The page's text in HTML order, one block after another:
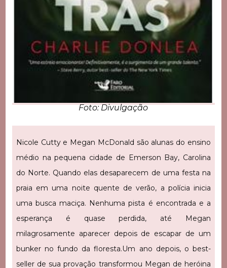
Foto: Divulgação
Nicole Cutty e Megan McDonald são alunas do ensino
médio na pequena cidade de Emerson Bay, Carolina
do Norte. Quando elas desaparecem de uma festa na
praia em uma noite quente de verão, a polícia inicia
uma busca maciça. Nenhuma pista é encontrada e a
esperança é quase perdida, até Megan
milagrosamente aparecer depois de escapar de um
bunker no fundo da floresta.Um ano depois, o best-
seller de sua provação transformou Megan de heróina